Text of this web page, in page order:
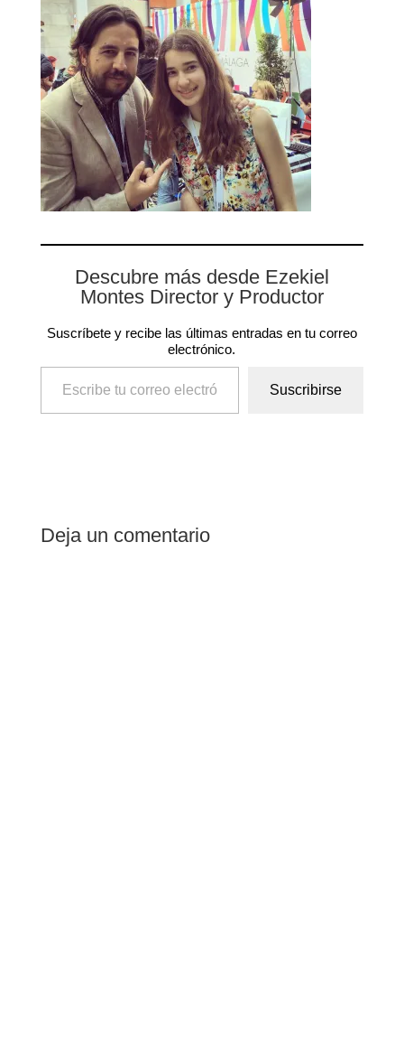
Descubre más desde Ezekiel
Montes Director y Productor
Suscríbete y recibe las últimas entradas en tu correo
electrónico.
Escribe tu correo electrónico…
Suscribirse
Deja un comentario